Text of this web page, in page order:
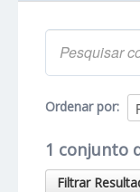
Ordenar por
1 conjunto
Filtrar